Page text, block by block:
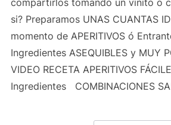
compartirlos tomando un vinito o
si? Preparamos UNAS CUANTAS
momento de APERITIVOS ó
Ingredientes ASEQUIBLES y MUY
VIDEO RECETA APERITIVOS
Ingredientes COMBINACIONES